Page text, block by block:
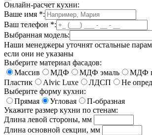
Онлайн-расчет кухни:
Ваше имя *:
Ваш телефон *:
Выбранная модель:
Наши менеджеры уточнят остальные
если они не указаны
Выберите материал фасадов:
Массив
МДФ МДФ эмаль
МДФ
Пластик
Alvic Luxe ЛДСП
Не
Выберите форму кухни:
Прямая
Угловая
П-образная
Укажите размер кухни по стенам:
Длина левой стороны, мм
Длина основной секции, мм